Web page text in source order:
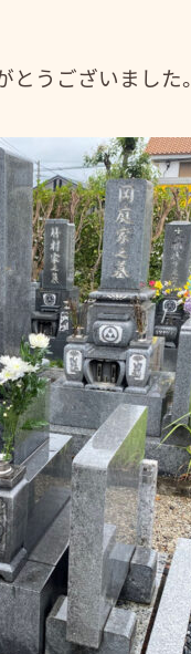
うございました。